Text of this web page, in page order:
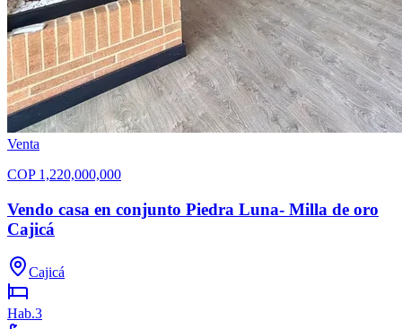
Venta
COP 1,220,000,000
Vendo casa en conjunto Piedra Luna- Milla de oro
Cajicá
Cajicá
Hab.3